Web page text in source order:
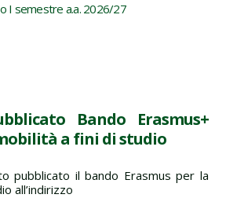
I semestre a.a. 2026/27
Bando Erasmus+
a fini di studio
pubblicato il bando Erasmus per la
all’indirizzo